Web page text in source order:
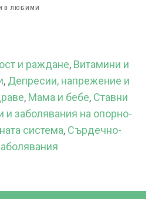
В ЛЮБИМИ
и раждане, Витамини и
, Депресии, напрежение и
, Мама и бебе, Ставни
и заболявания на опорно-
система, Сърдечно-